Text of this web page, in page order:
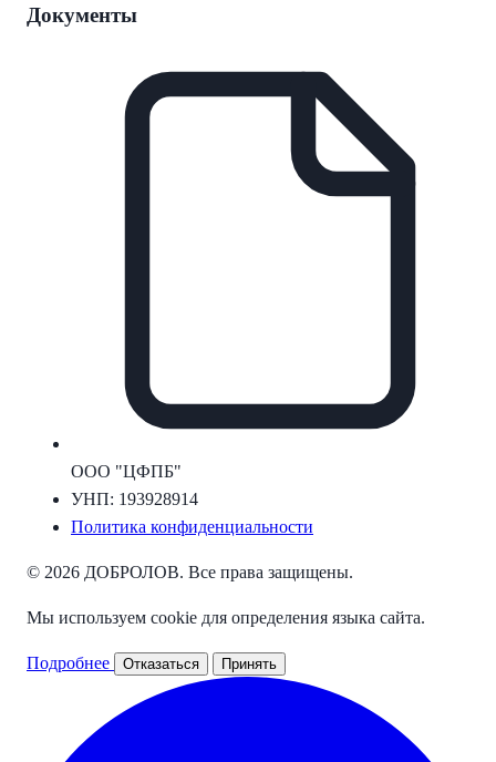
Документы
ООО "ЦФПБ"
УНП: 193928914
Политика конфиденциальности
© 2026 ДОБРОЛОВ. Все права защищены.
Мы используем cookie для определения языка сайта.
Подробнее Отказаться Принять